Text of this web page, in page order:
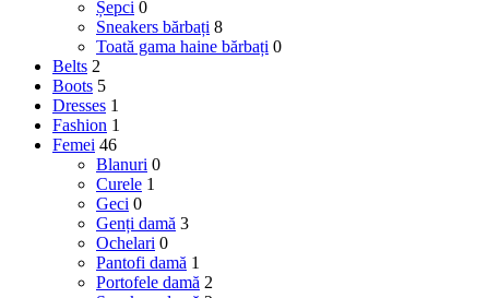
Șepci 0
Sneakers bărbați 8
Toată gama haine bărbați 0
Belts 2
Boots 5
Dresses 1
Fashion 1
Femei 46
Blanuri 0
Curele 1
Geci 0
Genți damă 3
Ochelari 0
Pantofi damă 1
Portofele damă 2